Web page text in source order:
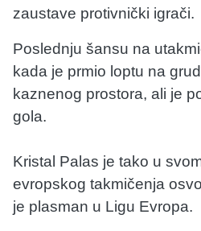
zaustave protivnički igrači.
Poslednju šansu na
kada je prmio loptu na
kaznenog prostora, ali je
gola.
Kristal Palas je tako u
evropskog takmičenja
je plasman u Ligu Evropa.